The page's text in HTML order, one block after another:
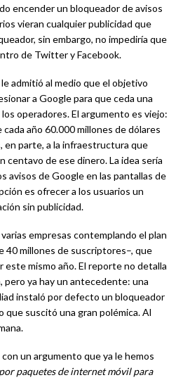
encender un bloqueador de avisos
vieran cualquier publicidad que
sin embargo, no impediría que
de Twitter y Facebook.
admitió al medio que el objetivo
a Google para que ceda una
operadores. El argumento es viejo:
año 60.000 millones de dólares
en parte, a la infraestructura que
centavo de ese dinero. La idea sería
avisos de Google en las pantallas de
es ofrecer a los usuarios un
sin publicidad.
empresas contemplando el plan
40 millones de suscriptores–, que
este mismo año. El reporte no detalla
ya hay un antecedente: una
instaló por defecto un bloqueador
que suscitó una gran polémica. Al
un argumento que ya le hemos
paquetes de internet móvil para